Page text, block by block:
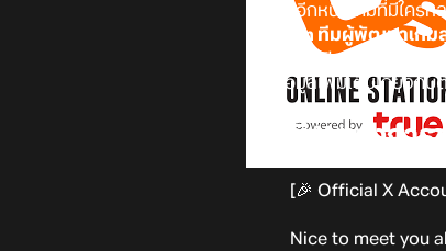
นับเป็นอีกหนึ่งเกมที่มีใคร
Division ทีมผู้พัฒนาเกม
ก็ได้มีการเปิดตัวบัญชี X ท
เห็นข้อมูลเพิ่มเติมเกี่ยวกั
บัญชี X ทางกา
[🎉 Official X
Nice to meet you